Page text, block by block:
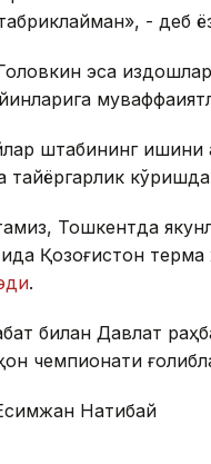
- деб
эса
штабининг ишини
тайёргарлик
Тошкентда
Қозоғистон
.
билан Давлат
чемпионати
Нақтибай